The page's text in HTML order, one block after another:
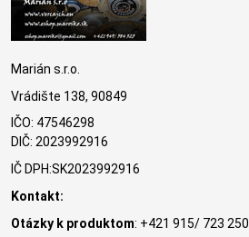
Marián s.r.o.
Vrádište 138, 90849
IČO: 47546298
DIČ: 2023992916
IČ DPH:SK2023992916
Kontakt:
Otázky k produktom: +421 915/ 723 250